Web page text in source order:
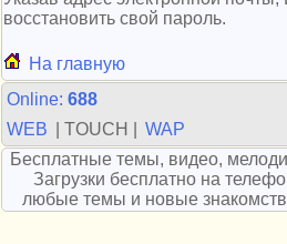
восстановить свой пароль.
На главную
Online: 688
WEB
| TOUCH |
WAP
Бесплатные темы, видео,
Загрузки бесплатно на
любые темы и новые